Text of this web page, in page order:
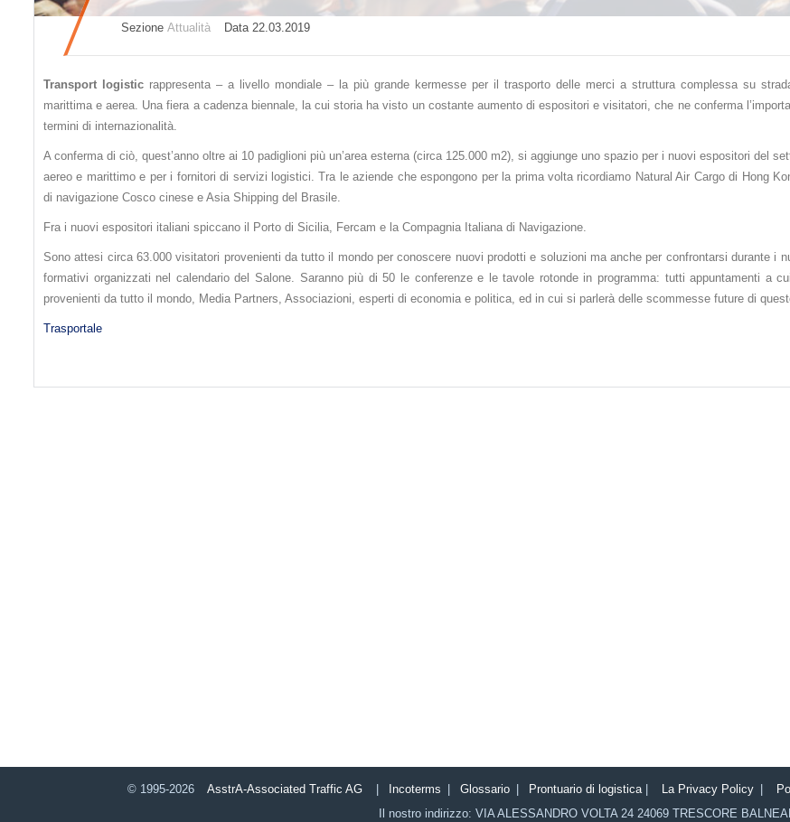
Sezione Attualità Datа 22.03.2019
Transport logistic rappresenta – a livello mondiale – la più grande kermesse per il trasporto delle merci a struttura complessa su
marittima e aerea. Una fiera a cadenza biennale, la cui storia ha visto un costante aumento di espositori e visitatori, che ne conferma
termini di internazionalità.
A conferma di ciò, quest’anno oltre ai 10 padiglioni più un’area esterna (circa 125.000 m2), si aggiunge uno spazio per i nuovi espositori del
aereo e marittimo e per i fornitori di servizi logistici. Tra le aziende che espongono per la prima volta ricordiamo Natural Air Cargo di Hong
di navigazione Cosco cinese e Asia Shipping del Brasile.
Fra i nuovi espositori italiani spiccano il Porto di Sicilia, Fercam e la Compagnia Italiana di Navigazione.
Sono attesi circa 63.000 visitatori provenienti da tutto il mondo per conoscere nuovi prodotti e soluzioni ma anche per confrontarsi durante i
formativi organizzati nel calendario del Salone. Saranno più di 50 le conferenze e le tavole rotonde in programma: tutti appuntamenti a
provenienti da tutto il mondo, Media Partners, Associazioni, esperti di economia e politica, ed in cui si parlerà delle scommesse future di
Trasportale
© 1995-2026 AsstrA-Associated Traffic AG Incoterms Glossario Prontuario di logistica| La Privacy Policy
Il nostro indirizzo: VIA ALESSANDRO VOLTA 24 24069 TRESCORE